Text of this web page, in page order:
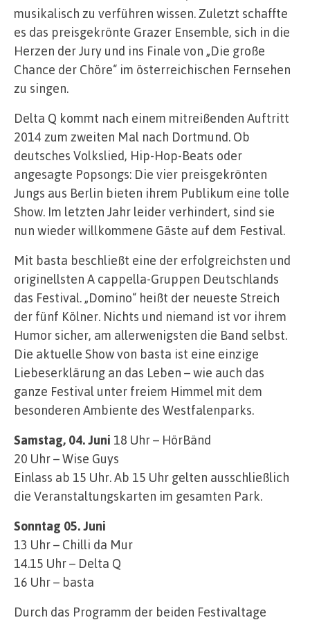
musikalisch zu verführen wissen. Zuletzt schaffte
es das preisgekrönte Grazer Ensemble, sich in die
Herzen der Jury und ins Finale von „Die große
Chance der Chöre“ im österreichischen Fernsehen
zu singen.
Delta Q kommt nach einem mitreißenden Auftritt
2014 zum zweiten Mal nach Dortmund. Ob
deutsches Volkslied, Hip-Hop-Beats oder
angesagte Popsongs: Die vier preisgekrönten
Jungs aus Berlin bieten ihrem Publikum eine tolle
Show. Im letzten Jahr leider verhindert, sind sie
nun wieder willkommene Gäste auf dem Festival.
Mit basta beschließt eine der erfolgreichsten und
originellsten A cappella-Gruppen Deutschlands
das Festival. „Domino“ heißt der neueste Streich
der fünf Kölner. Nichts und niemand ist vor ihrem
Humor sicher, am allerwenigsten die Band selbst.
Die aktuelle Show von basta ist eine einzige
Liebeserklärung an das Leben – wie auch das
ganze Festival unter freiem Himmel mit dem
besonderen Ambiente des Westfalenparks.
Samstag, 04. Juni 18 Uhr – HörBänd
20 Uhr – Wise Guys
Einlass ab 15 Uhr. Ab 15 Uhr gelten ausschließlich
die Veranstaltungskarten im gesamten Park.
Sonntag 05. Juni
13 Uhr – Chilli da Mur
14.15 Uhr – Delta Q
16 Uhr – basta
Durch das Programm der beiden Festivaltage